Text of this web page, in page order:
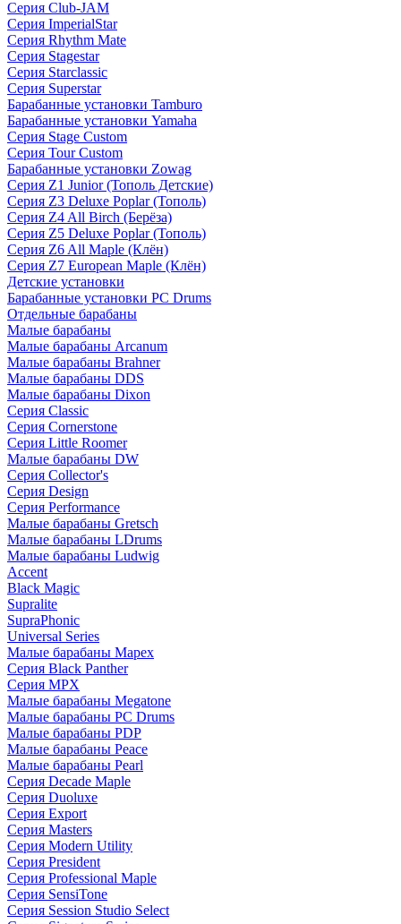
Серия Club-JAM
Серия ImperialStar
Серия Rhythm Mate
Серия Stagestar
Серия Starclassic
Серия Superstar
Барабанные установки Tamburo
Барабанные установки Yamaha
Серия Stage Custom
Серия Tour Custom
Барабанные установки Zowag
Серия Z1 Junior (Тополь Детские)
Серия Z3 Deluxe Poplar (Тополь)
Серия Z4 All Birch (Берёза)
Серия Z5 Deluxe Poplar (Тополь)
Серия Z6 All Maple (Клён)
Серия Z7 European Maple (Клён)
Детские установки
Барабанные установки PC Drums
Отдельные барабаны
Малые барабаны
Малые барабаны Arcanum
Малые барабаны Brahner
Малые барабаны DDS
Малые барабаны Dixon
Серия Classic
Серия Cornerstone
Серия Little Roomer
Малые барабаны DW
Серия Collector's
Серия Design
Серия Performance
Малые барабаны Gretsch
Малые барабаны LDrums
Малые барабаны Ludwig
Accent
Black Magic
Supralite
SupraPhonic
Universal Series
Малые барабаны Mapex
Серия Black Panther
Серия MPX
Малые барабаны Megatone
Малые барабаны PC Drums
Малые барабаны PDP
Малые барабаны Peace
Малые барабаны Pearl
Серия Decade Maple
Серия Duoluxe
Серия Export
Серия Masters
Серия Modern Utility
Серия President
Серия Professional Maple
Серия SensiTone
Серия Session Studio Select